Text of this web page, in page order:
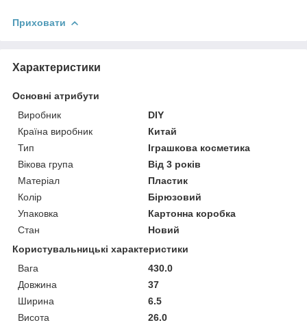
Приховати
Характеристики
Основні атрибути
Виробник
DIY
Країна виробник
Китай
Тип
Іграшкова косметика
Вікова група
Від 3 років
Матеріал
Пластик
Колір
Бірюзовий
Упаковка
Картонна коробка
Стан
Новий
Користувальницькі характеристики
Вага
430.0
Довжина
37
Ширина
6.5
Висота
26.0